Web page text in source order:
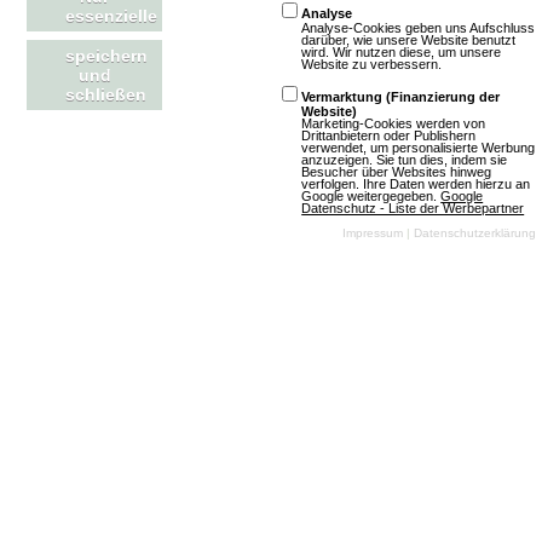
Multiplayer Online- und
Browser-Games
Newsletter
Name
Email
essenzielle
speichern
und
schließen
Analyse
Analyse-Cookies geben uns Aufschluss
darüber, wie unsere Website benutzt
wird. Wir nutzen diese, um unsere
Website zu verbessern.
Vermarktung (Finanzierung der
Website)
Marketing-Cookies werden von
Drittanbietern oder Publishern
verwendet, um personalisierte Werbung
anzuzeigen. Sie tun dies, indem sie
Besucher über Websites hinweg
verfolgen. Ihre Daten werden hierzu an
Google weitergegeben.Google
Datenschutz - Liste der Werbepartner
Impressum | Datenschutzerklärung